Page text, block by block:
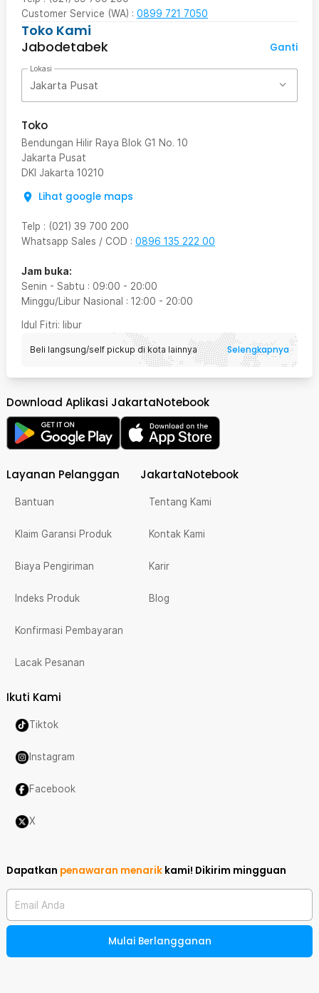
Customer Service (WA) : 0899 721 7050
Toko Kami
Jabodetabek
Ganti
Lokasi
Jakarta Pusat
Toko
Bendungan Hilir Raya Blok G1 No. 10
Jakarta Pusat
DKI Jakarta 10210
Lihat google maps
Telp : (021) 39 700 200
Whatsapp Sales / COD : 0896 135 222 00
Jam buka:
Senin - Sabtu : 09:00 - 20:00
Minggu/Libur Nasional : 12:00 - 20:00
Idul Fitri: libur
Beli langsung/self pickup di kota lainnya Selengkapnya
Download Aplikasi JakartaNotebook
Layanan Pelanggan
Bantuan
Klaim Garansi Produk
Biaya Pengiriman
Indeks Produk
Konfirmasi Pembayaran
Lacak Pesanan
JakartaNotebook
Tentang Kami
Kontak Kami
Karir
Blog
Ikuti Kami
Tiktok
Instagram
Facebook
X
Dapatkan penawaran menarik kami! Dikirim mingguan
Email Anda
Mulai Berlangganan